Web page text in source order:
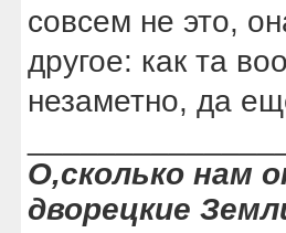
совсем не это,
другое: как та
незаметно, да
О,сколько нам
дворецкие